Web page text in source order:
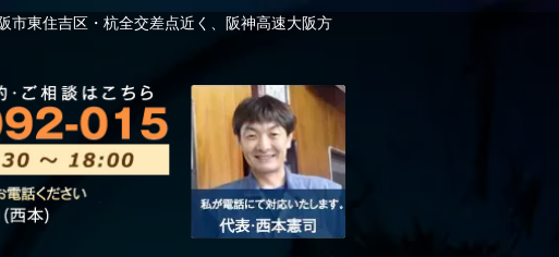
市東住吉区・杭全交差点近く、阪神高速大阪方